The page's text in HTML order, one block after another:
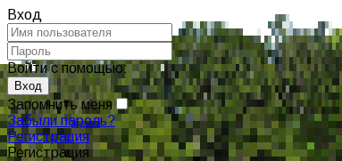
Вход
Войти с помощью:
Запомнить меня
Забыли пароль?
Регистрация
Регистрация